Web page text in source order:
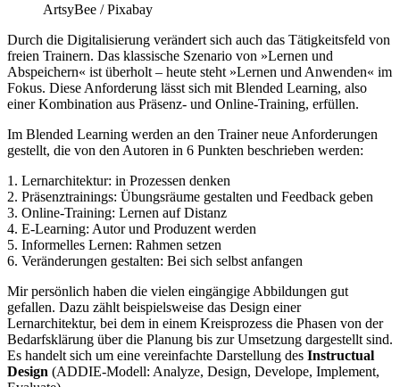
ArtsyBee / Pixabay
Durch die Digitalisierung verändert sich auch das Tätigkeitsfeld von
freien Trainern. Das klassische Szenario von »Lernen und
Abspeichern« ist überholt – heute steht »Lernen und Anwenden« im
Fokus. Diese Anforderung lässt sich mit Blended Learning, also
einer Kombination aus Präsenz- und Online-Training, erfüllen.
Im Blended Learning werden an den Trainer neue Anforderungen
gestellt, die von den Autoren in 6 Punkten beschrieben werden:
1. Lernarchitektur: in Prozessen denken
2. Präsenztrainings: Übungsräume gestalten und Feedback geben
3. Online-Training: Lernen auf Distanz
4. E-Learning: Autor und Produzent werden
5. Informelles Lernen: Rahmen setzen
6. Veränderungen gestalten: Bei sich selbst anfangen
Mir persönlich haben die vielen eingängige Abbildungen gut
gefallen. Dazu zählt beispielsweise das Design einer
Lernarchitektur, bei dem in einem Kreisprozess die Phasen von der
Bedarfsklärung über die Planung bis zur Umsetzung dargestellt sind.
Es handelt sich um eine vereinfachte Darstellung des Instructual
Design (ADDIE-Modell: Analyze, Design, Develope, Implement,